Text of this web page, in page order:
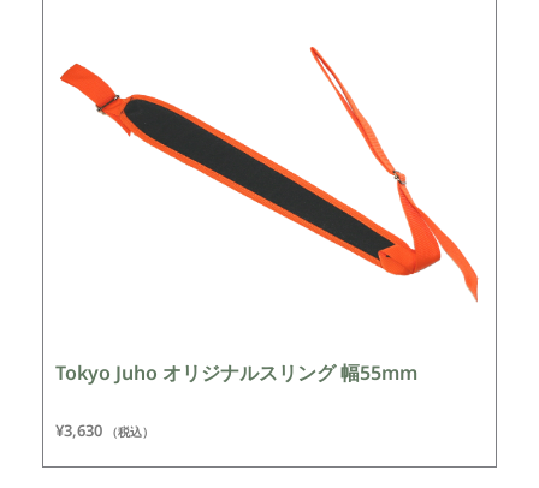
Tokyo Juho オリジナルスリング 幅55mm
¥3,630 （税込）